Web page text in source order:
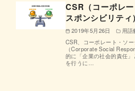
CSR（コーポレ
スポンシビリティ）
2019年5月26日
用語
CSR、コーポレート・ソ
（Corporate Social
的に「企業の社会的責任
を行うに…